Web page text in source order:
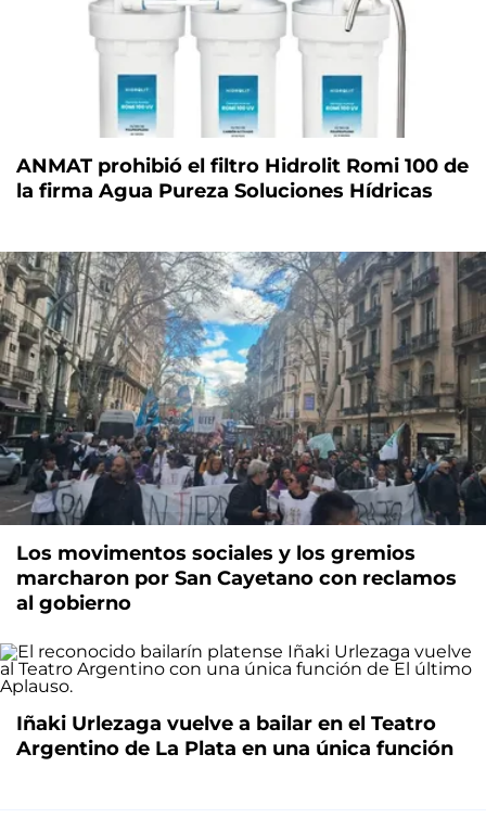
ANMAT prohibió el filtro Hidrolit Romi 100 de
la firma Agua Pureza Soluciones Hídricas
Los movimentos sociales y los gremios
marcharon por San Cayetano con reclamos
al gobierno
Iñaki Urlezaga vuelve a bailar en el Teatro
Argentino de La Plata en una única función